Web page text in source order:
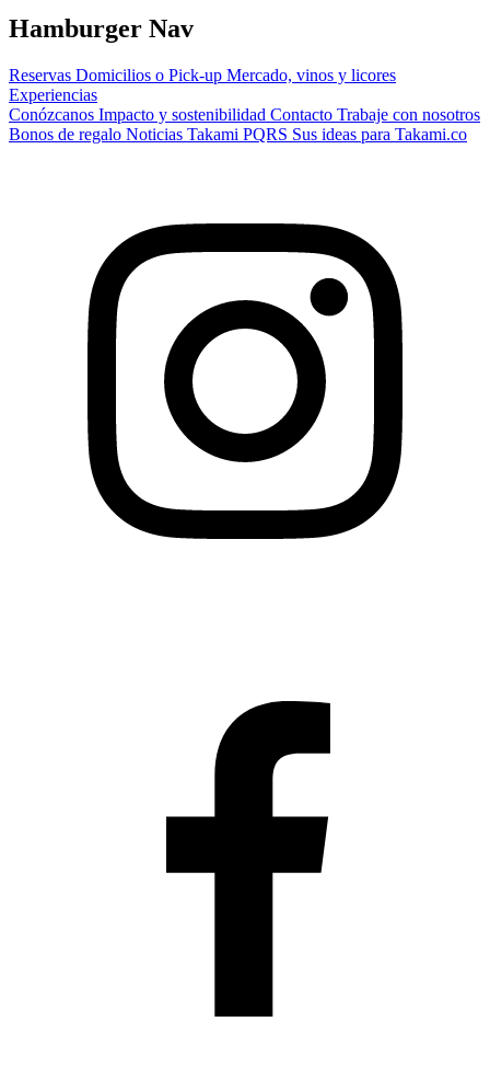
Hamburger Nav
Reservas Domicilios o Pick-up Mercado, vinos y licores
Experiencias
Conózcanos Impacto y sostenibilidad Contacto Trabaje con nosotros
Bonos de regalo Noticias Takami PQRS Sus ideas para Takami.co